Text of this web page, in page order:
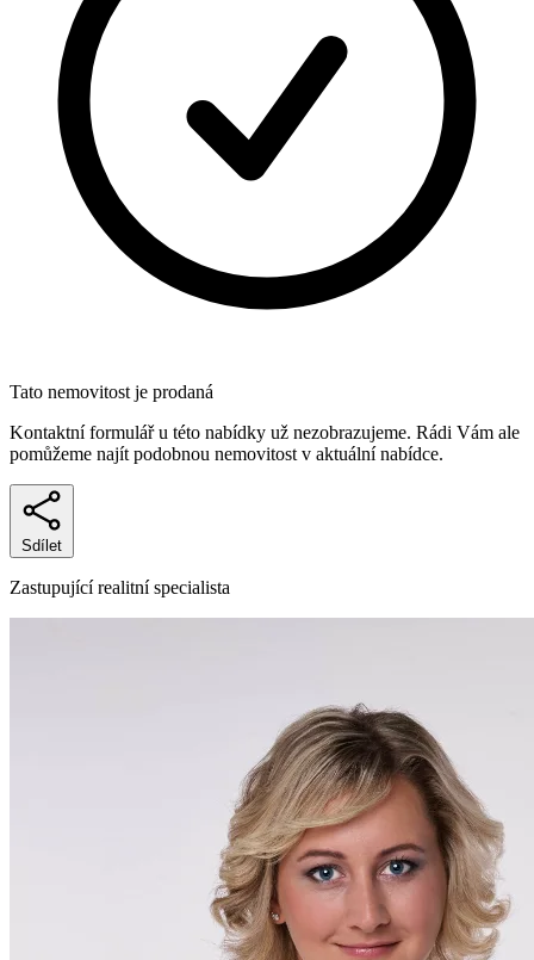
Tato nemovitost je prodaná
Kontaktní formulář u této nabídky už nezobrazujeme. Rádi Vám ale
pomůžeme najít podobnou nemovitost v aktuální nabídce.
Sdílet
Zastupující realitní specialista